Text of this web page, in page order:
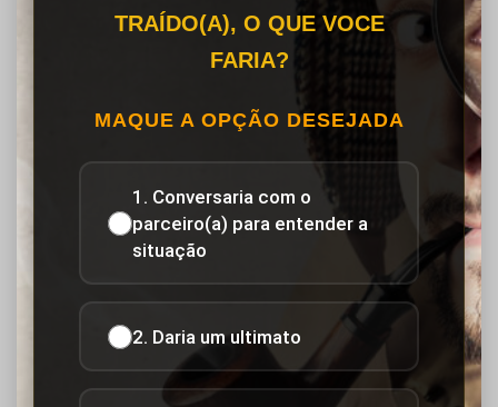
TRAÍDO(A), O QUE VOCE
FARIA?
MAQUE A OPÇÃO DESEJADA
1. Conversaria com o
parceiro(a) para entender a
situação
2. Daria um ultimato